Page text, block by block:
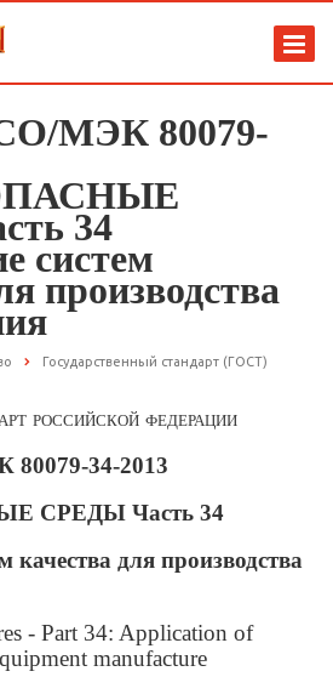
МЭК 80079-
34
систем
производства
Государственный стандарт (ГОСТ)
российской федерации
34-2013
СРЕДЫ Часть 34
качества для производства
- Part 34: Application of
manufacture